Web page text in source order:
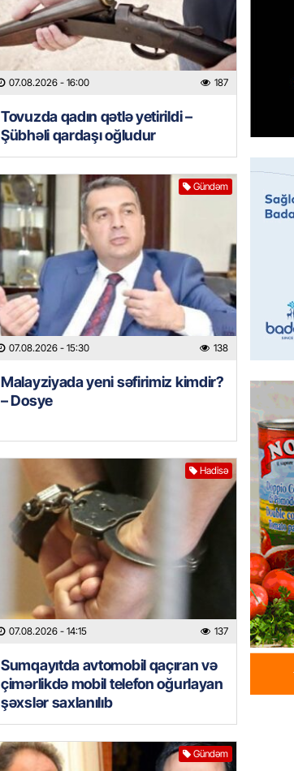
07.08.2026 - 16:00 187
Tovuzda qadın qətlə yetirildi –
Şübhəli qardaşı oğludur
Gündəm
07.08.2026 - 15:30 138
Malayziyada yeni səfirimiz kimdir?
– Dosye
Hadisə
07.08.2026 - 14:15 137
Sumqayıtda avtomobil qaçıran və
çimərlikdə mobil telefon oğurlayan
şəxslər saxlanılıb
Gündəm
deyib?
GÜNDƏM
ilə
GÜNDƏM
Aytən
verildi
GÜNDƏM
HADISƏ